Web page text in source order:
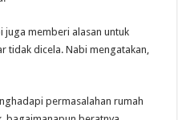
juga memberi alasan untuk
tidak dicela. Nabi mengatakan,
permasalahan rumah